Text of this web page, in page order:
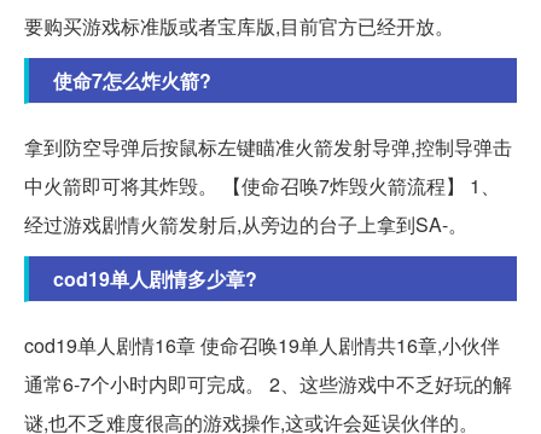
要购买游戏标准版或者宝库版,目前官方已经开放。
使命7怎么炸火箭?
拿到防空导弹后按鼠标左键瞄准火箭发射导弹,控制导弹击
中火箭即可将其炸毁。 【使命召唤7炸毁火箭流程】 1、
经过游戏剧情火箭发射后,从旁边的台子上拿到SA-。
cod19单人剧情多少章?
cod19单人剧情16章 使命召唤19单人剧情共16章,小伙伴
通常6-7个小时内即可完成。 2、这些游戏中不乏好玩的解
谜,也不乏难度很高的游戏操作,这或许会延误伙伴的。